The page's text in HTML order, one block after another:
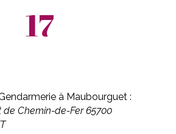
17
à Maubourguet :
de Chemin-de-Fer 65700